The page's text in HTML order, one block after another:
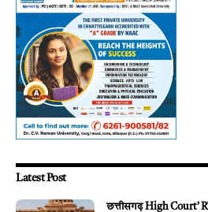
Latest Post
छत्तीसगढ़ High Court’